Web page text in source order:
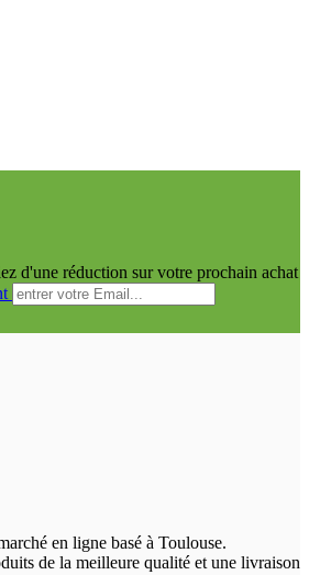
d'une réduction sur votre prochain achat
en ligne basé à Toulouse.
de la meilleure qualité et une livraison